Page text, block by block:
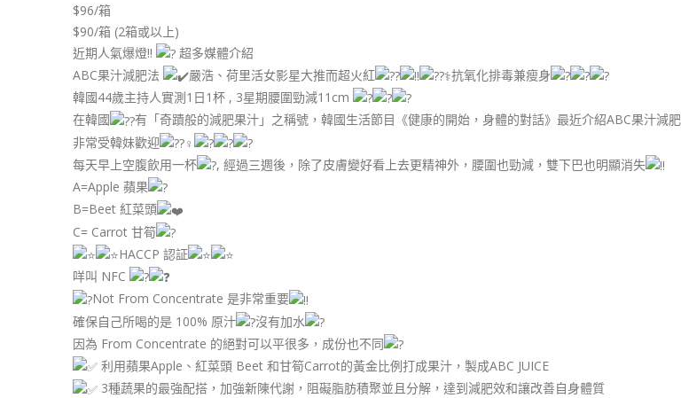
$96/箱
$90/箱 (2箱或以上)
近期人氣爆燈!!
超多媒體介紹
ABC果汁減肥法
嚴浩、荷里活女影星大推而超火紅
抗氧化排毒兼瘦身
韓國44歲主持人實測1日1杯 , 3星期腰圍勁減11cm
在韓國
有「奇蹟般的減肥果汁」之稱號，韓國生活節目《健康的開始，身體的對話》最近介紹ABC果汁
非常受韓妹歡迎
每天早上空腹飲用一杯
, 經過三週後，除了皮膚變好看上去更精神外，腰圍也勁減，雙下巴也明顯消失
A=Apple 蘋果
B=Beet 紅菜頭
C= Carrot 甘筍
HACCP 認証
咩叫 NFC
Not From Concentrate 是非常重要
確保自己所喝的是 100% 原汁
沒有加水
因為 From Concentrate 的絕對可以平很多，成份也不同
利用蘋果Apple、紅菜頭 Beet 和甘筍Carrot的黃金比例打成果汁，製成ABC JUICE
3種蔬果的最強配搭，加強新陳代謝，阻礙脂肪積聚並且分解，達到減肥效和讓改善自身體質